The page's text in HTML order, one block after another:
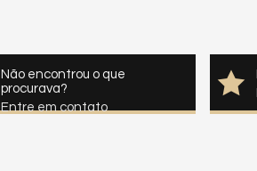
Não encontrou o que
procurava?
Entre em contato